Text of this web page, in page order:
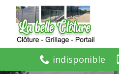
indisponible